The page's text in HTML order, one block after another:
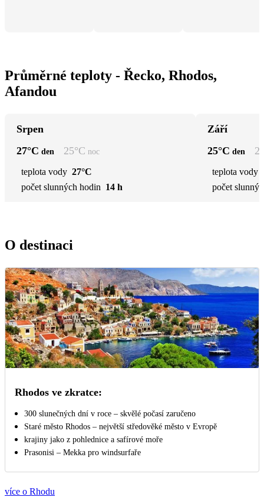
Průměrné teploty - Řecko, Rhodos,
Afandou
Srpen
27°C den 25°C noc
teplota vody 27°C
počet slunných hodin 14 h
Září
25°C den
teplota vody
počet
O destinaci
Rhodos ve zkratce:
300 slunečných dní v roce – skvělé počasí zaručeno
Staré město Rhodos – největší středověké město v Evropě
krajiny jako z pohlednice a safírové moře
Prasonisi – Mekka pro windsurfaře
více o Rhodu